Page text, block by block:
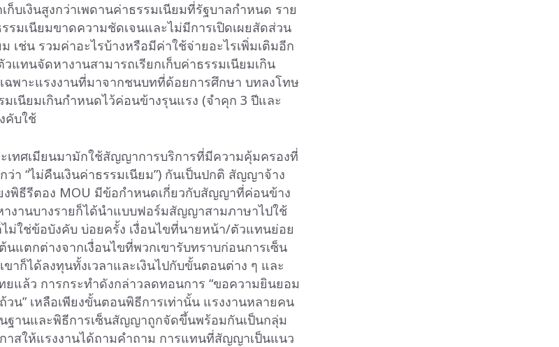
ก็บเงินสูงกว่าเพดานค่าธรรมเนียมที่รัฐบาลกำหนด ราย
รมเนียมขาดความชัดเจนและไม่มีการเปิดเผยสัดส่วน
เช่น รวมค่าอะไรบ้างหรือมีค่าใช้จ่ายอะไรเพิ่มเติมอีก
แทนจัดหางานสามารถเรียกเก็บค่าธรรมเนียมเกิน
ฉพาะแรงงานที่มาจากชนบทที่ด้อยการศึกษา บทลงโทษ
มเนียมเกินกำหนดไว้ค่อนข้างรุนแรง (จำคุก 3 ปีและ
คับใช้
เทศเมียนมามักใช้สัญญาการบริการที่มีความคุ้มครองที่
ว่า “ไม่คืนเงินค่าธรรมเนียม”) กันเป็นปกติ สัญญาจ้าง
งพิธีรีตอง MOU มีข้อกำหนดเกี่ยวกับสัญญาที่ค่อนข้าง
งานบางรายก็ได้นำแบบฟอร์มสัญญาสามภาษาไปใช้
ม่ใช่ข้อบังคับ บ่อยครั้ง เงื่อนไขที่นายหน้า/ตัวแทนย่อย
แตกต่างจากเงื่อนไขที่พวกเขารับทราบก่อนการเซ็น
าก็ได้ลงทุนทั้งเวลาและเงินไปกับขั้นตอนต่าง ๆ และ
ยแล้ว การกระทำดังกล่าวลดทอนการ “ขอความยินยอม
น” เหลือเพียงขั้นตอนพิธีการเท่านั้น แรงงานหลายคน
ฐานและพิธีการเซ็นสัญญาถูกจัดขึ้นพร้อมกันเป็นกลุ่ม
สให้แรงงานได้ถามคำถาม การแทนที่สัญญาเป็นแนว